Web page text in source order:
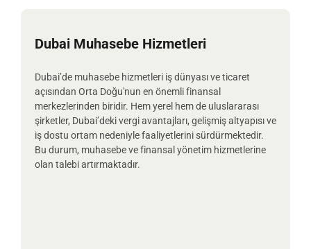
Dubai Muhasebe Hizmetleri
Dubai’de muhasebe hizmetleri iş dünyası ve ticaret
açısından Orta Doğu'nun en önemli finansal
merkezlerinden biridir. Hem yerel hem de uluslararası
şirketler, Dubai’deki vergi avantajları, gelişmiş altyapısı ve
iş dostu ortam nedeniyle faaliyetlerini sürdürmektedir.
Bu durum, muhasebe ve finansal yönetim hizmetlerine
olan talebi artırmaktadır.